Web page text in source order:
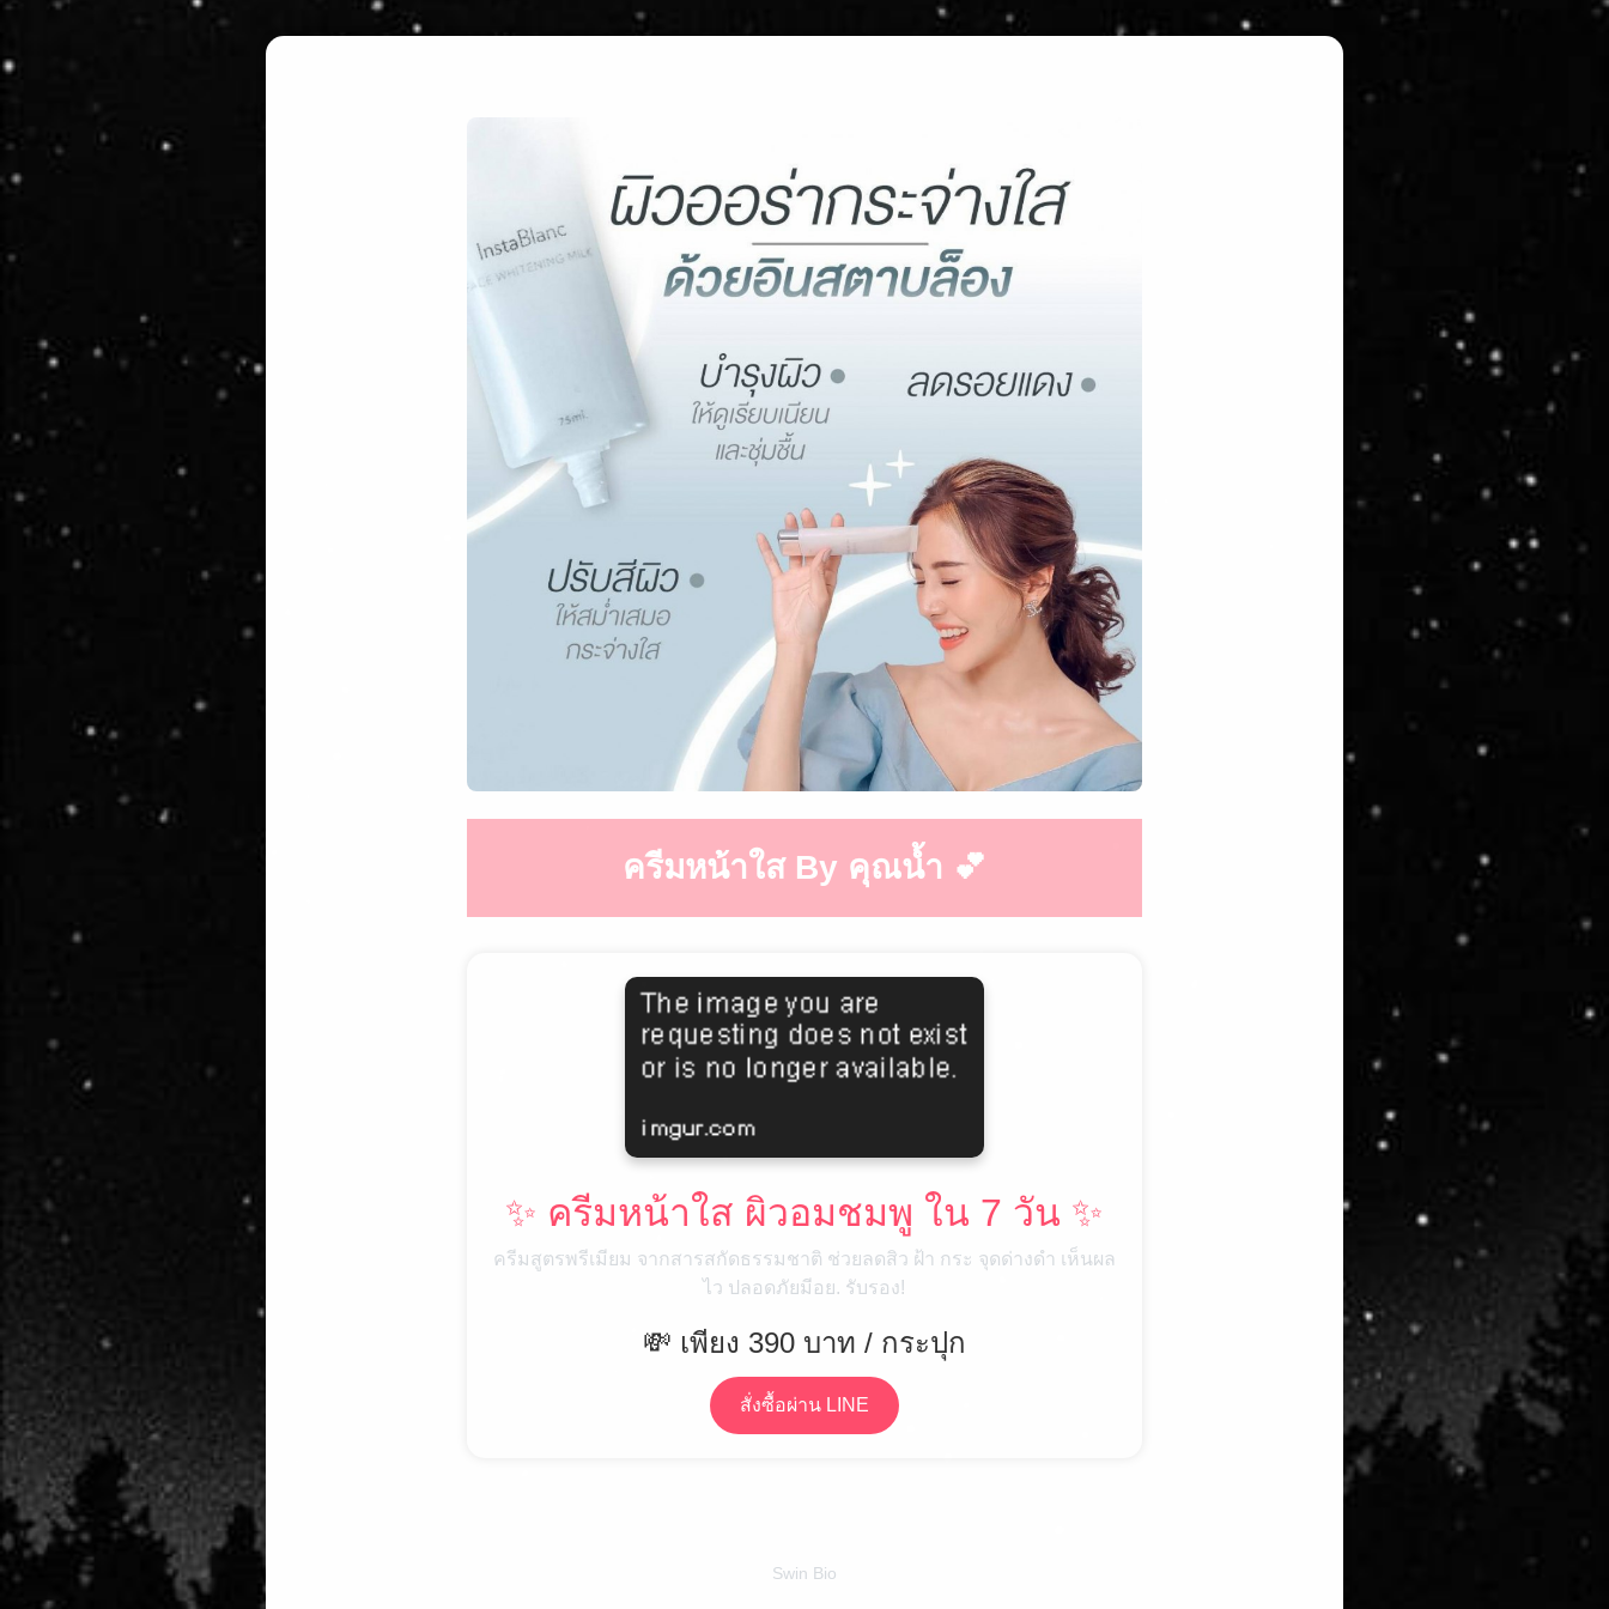
ครีมหน้าใส By คุณน้ำ 💕
✨ ครีมหน้าใส ผิวอมชมพู ใน 7 วัน ✨
ครีมสูตรพรีเมียม จากสารสกัดธรรมชาติ ช่วยลดสิว ฝ้า กระ จุดด่างดำ เห็นผล
ไว ปลอดภัยมีอย. รับรอง!
💸 เพียง 390 บาท / กระปุก
สั่งซื้อผ่าน LINE
Swin Bio